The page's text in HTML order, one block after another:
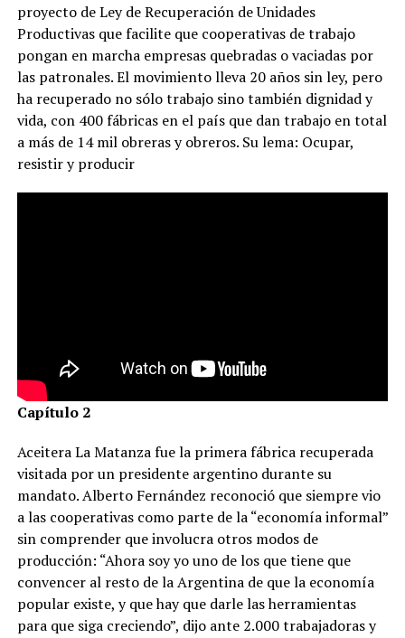
proyecto de Ley de Recuperación de Unidades
Productivas que facilite que cooperativas de trabajo
pongan en marcha empresas quebradas o vaciadas por
las patronales. El movimiento lleva 20 años sin ley, pero
ha recuperado no sólo trabajo sino también dignidad y
vida, con 400 fábricas en el país que dan trabajo en total
a más de 14 mil obreras y obreros. Su lema: Ocupar,
resistir y producir
Capítulo 2
Aceitera La Matanza fue la primera fábrica recuperada
visitada por un presidente argentino durante su
mandato. Alberto Fernández reconoció que siempre vio
a las cooperativas como parte de la “economía informal”
sin comprender que involucra otros modos de
producción: “Ahora soy yo uno de los que tiene que
convencer al resto de la Argentina de que la economía
popular existe, y que hay que darle las herramientas
para que siga creciendo”, dijo ante 2.000 trabajadoras y